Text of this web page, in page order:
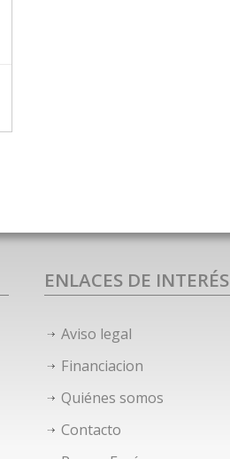
ENLACES DE INTERÉS
Aviso legal
Financiacion
Quiénes somos
Contacto